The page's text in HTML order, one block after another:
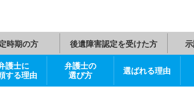
症状固定時期の方
弁護士に
弁護士の
選ばれ